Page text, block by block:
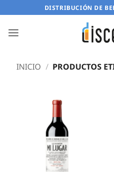
al
contenido
DISTRIBUCIÓN DE
INICIO / PRODUCTOS